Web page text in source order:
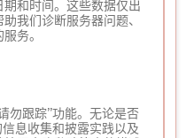
和时间。这些数据仅出
我们诊断服务器问题、
务。
勿跟踪”功能。无论是否
息收集和披露实践以及